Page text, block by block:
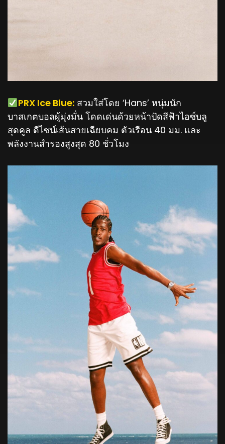
️PRX Ice Blue:สวมใส่โดย ‘Hans’ หนุ่มนัก
บาสเกตบอลผู้มุ่งมั่น โดดเด่นด้วยหน้าปัดสีฟ้าไอซ์บลู
สุดคูล ดีไซน์เส้นสายเฉียบคม ตัวเรือน 40 มม. และ
พลังงานสำรองสูงสุด 80 ชั่วโมง